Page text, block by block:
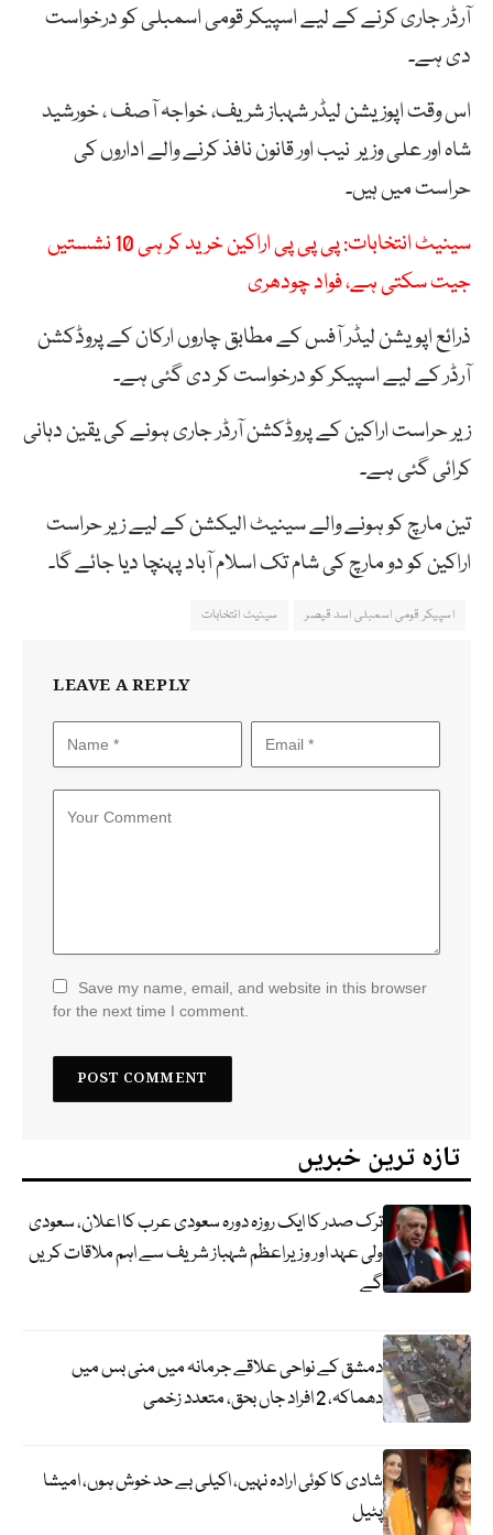
آرڈرجاریکرنے کے لیےاسپیکرقومیاسمبلیکو درخواست
دی ہے۔
اسوقتاپوزیشنلیڈرشہبازشریف،خواجہآصف،خورشید
شاہاورعلیوزیر نیباورقانوننافذکرنےوالےاداروںکی
حراستمیںہیں۔
سینیٹ انتخابات: پی پی پی اراکین خرید کر ہی 10 نشستیں
جیت سکتی ہے، فواد چودھری
ذرائعاپویشنلیڈرآفسکےمطابقچاروںارکانکےپروڈکشن
آرڈرکےلیےاسپیکرکودرخواستکردیگئیہے۔
زیرحراستاراکینکےپروڈکشنآرڈرجاریہونےکییقیندہانی
کرائیگئیہے۔
تینمارچکوہونےوالےسینیٹالیکشنکےلیےزیرحراست
اراکینکودومارچکیشامتکاسلامآبادپہنچادیاجائےگا۔
اسپیکر قومی اسمبلی اسد قیصر سینیٹ انتخابات
LEAVE A REPLY
Save my name, email, and website in this browser
for the next time I comment.
تازہ ترین خبریں
ترک صدر کا ایک روزہ دورہ سعودی عرب کا اعلان، سعودی
ولی عہد اور وزیراعظم شہباز شریف سے اہم ملاقات کریں
گے
دمشق کے نواحی علاقے جرمانہ میں منی بس میں
دھماکہ، 2 افراد جاں بحق، متعدد زخمی
شادی کا کوئی ارادہ نہیں، اکیلی بے حد خوش ہوں، امیشا
پٹیل